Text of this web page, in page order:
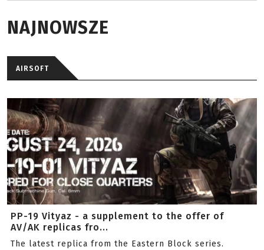
NAJNOWSZE
AIRSOFT
PP-19 Vityaz - a supplement to the offer of
AV/AK replicas fro...
The latest replica from the Eastern Block series.